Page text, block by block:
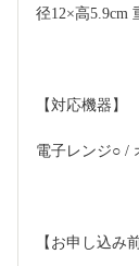
径12×高5.9cm
【対応機器】
電子レンジ○ /
【お申し込み